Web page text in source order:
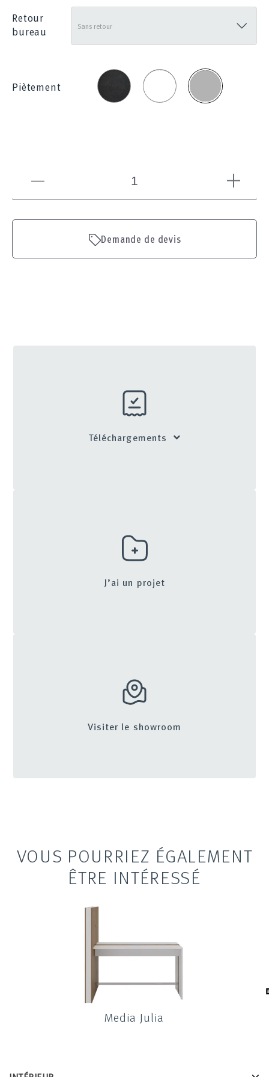
Retour
bureau
Piètement
Noir Blanc Gris
Demande de devis
Téléchargements
J’ai un projet
Visiter le showroom
VOUS POURRIEZ ÉGALEMENT
ÊTRE INTÉRESSÉ
Media Julia